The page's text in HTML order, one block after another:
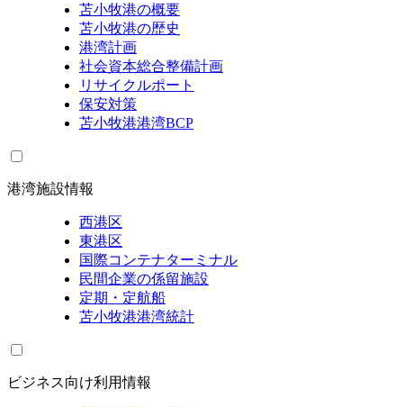
苫小牧港の概要
苫小牧港の歴史
港湾計画
社会資本総合整備計画
リサイクルポート
保安対策
苫小牧港港湾BCP
港湾施設情報
西港区
東港区
国際コンテナターミナル
民間企業の係留施設
定期・定航船
苫小牧港港湾統計
ビジネス向け利用情報